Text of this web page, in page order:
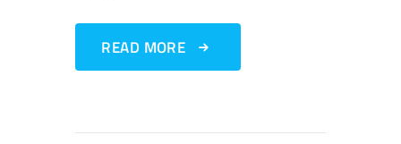
READ MORE